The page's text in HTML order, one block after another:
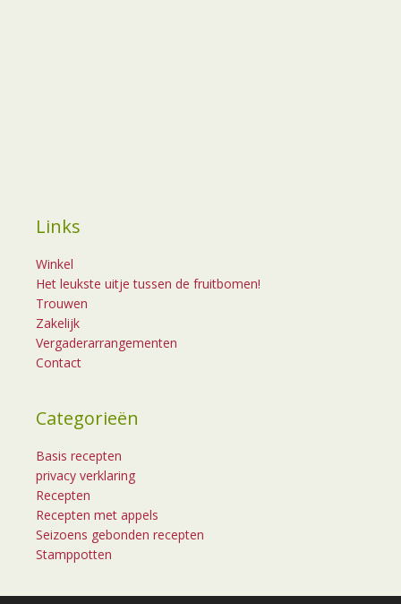
Links
Winkel
Het leukste uitje tussen de fruitbomen!
Trouwen
Zakelijk
Vergaderarrangementen
Contact
Categorieën
Basis recepten
privacy verklaring
Recepten
Recepten met appels
Seizoens gebonden recepten
Stamppotten